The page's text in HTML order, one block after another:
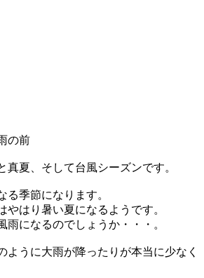
の前
真夏、そして台風シーズンです。
る季節になります。
やはり暑い夏になるようです。
雨になるのでしょうか・・・。
ように大雨が降ったりが本当に少なく